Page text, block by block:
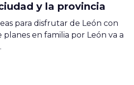
y la provincia
para disfrutar de León con
en familia por León va a